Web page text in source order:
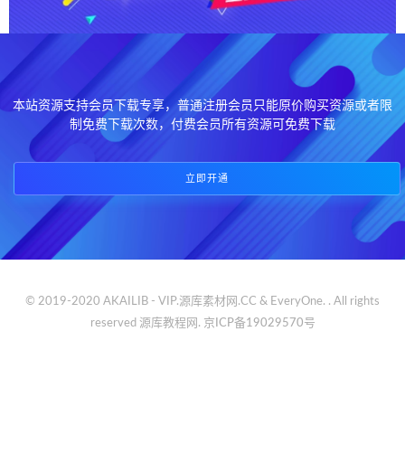
本站资源支持会员下载专享，普通注册会员只能原价购买资源或者限
制免费下载次数，付费会员所有资源可免费下载
立即开通
© 2019-2020 AKAILIB - VIP.源库素材网.CC & EveryOne. . All rights
reserved 源库教程网. 京ICP备19029570号